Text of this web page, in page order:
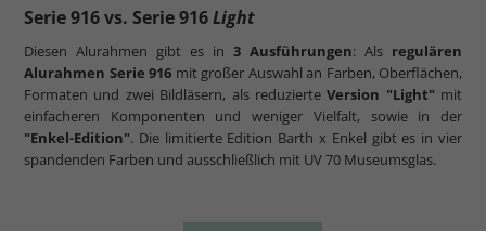
Serie 916 vs. Serie 916Light
Diesen Alurahmen gibt es in 3 Ausführungen: Als regulären
Alurahmen Serie 916 mit großer Auswahl an Farben, Oberflächen,
Formaten und zwei Bildläsern, als reduzierteVersion "Light" mit
einfacheren Komponenten und weniger Vielfalt, sowie in der
"Enkel-Edition". Die limitierte Edition Barth x Enkel gibt es in vier
spandenden Farben und ausschließlich mit UV 70 Museumsglas.